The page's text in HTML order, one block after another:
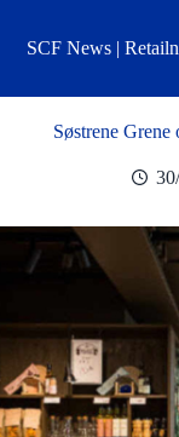
treściSCF News |
Søstrene